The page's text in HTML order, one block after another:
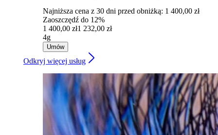
Najniższa cena z 30 dni przed obniżką: 1 400,00 zł
Zaoszczędź do 12%
1 400,00 zł1 232,00 zł
4g
Umów
Odkryj więcej usług